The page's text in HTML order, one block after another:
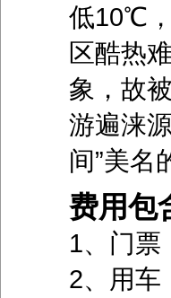
低10℃
区酷热
象，故
游遍涞
间”美
费用包
1、门票
2、用车